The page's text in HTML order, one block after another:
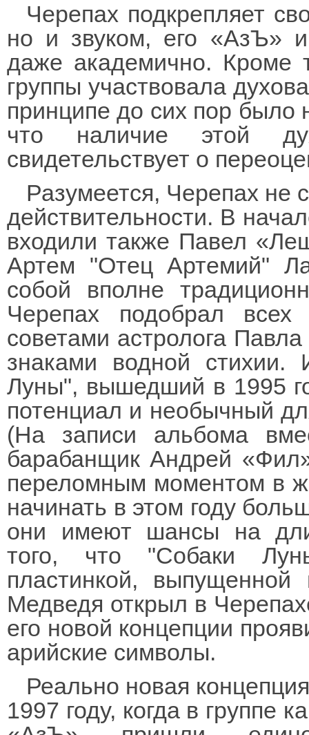
Черепах подкрепляет
но и звуком, его «АзЪ»
даже академично. Кроме
группы участвовала
принципе до сих пор
что наличие этой
свидетельствует о
Разумеется, Черепах не
действительности. В
входили также Павел
Артем "Отец Артемий"
собой вполне
Черепах подобрал всех
советами астролога
знаками водной
Луны", вышедший в 1995
потенциал и необычный
(На записи альбома
барабанщик Андрей
переломным моментом в
начинать в этом году
они имеют шансы на
того, что "Собаки
пластинкой,
Медведя открыл в
его новой концепции
арийские символы.
Реально новая
1997 году, когда в группе